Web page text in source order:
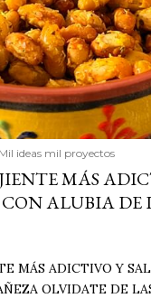
ideas mil proyectos
MÁS
ALUBIA DE
MÁS ADICTIVO Y
OLVIDATE DE